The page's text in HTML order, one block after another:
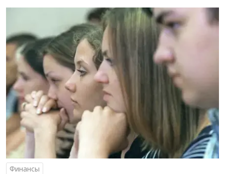
Финансы